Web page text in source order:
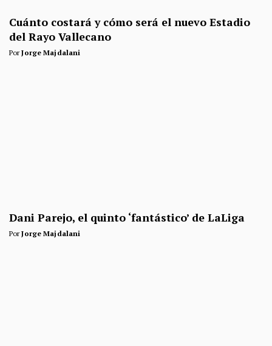
Cuánto costará y cómo será el nuevo Estadio
del Rayo Vallecano
PorJorge Majdalani
Dani Parejo, el quinto ‘fantástico’ de LaLiga
PorJorge Majdalani